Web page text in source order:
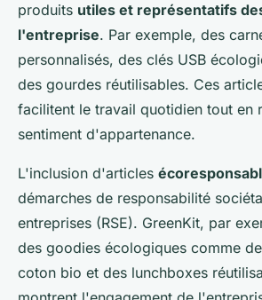
produits utiles et représentatifs
l'entreprise. Par exemple, des
personnalisés, des clés USB
des gourdes réutilisables. Ces
facilitent le travail quotidien tout en
sentiment d'appartenance.
L'inclusion d'articles
démarches de responsabilité
entreprises (RSE). GreenKit, par
des goodies écologiques comme
coton bio et des lunchboxes